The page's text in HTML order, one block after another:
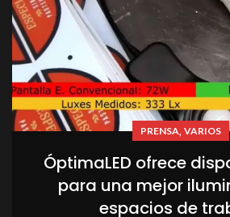
PRENSA, VARIOS
ÓptimaLED ofrece
para una mejor
espacios de